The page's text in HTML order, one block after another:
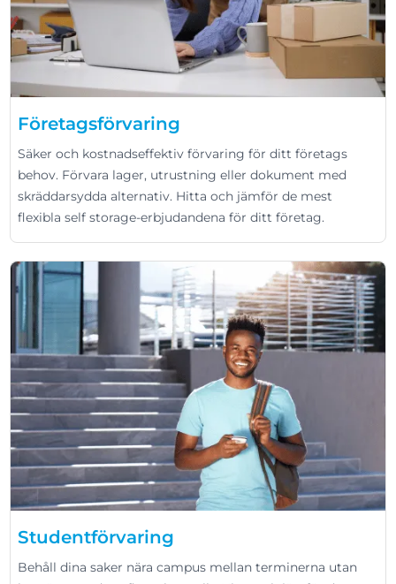
Företagsförvaring
Säker och kostnadseffektiv förvaring för ditt företags
behov. Förvara lager, utrustning eller dokument med
skräddarsydda alternativ. Hitta och jämför de mest
flexibla self storage-erbjudandena för ditt företag.
Studentförvaring
Behåll dina saker nära campus mellan terminerna utan